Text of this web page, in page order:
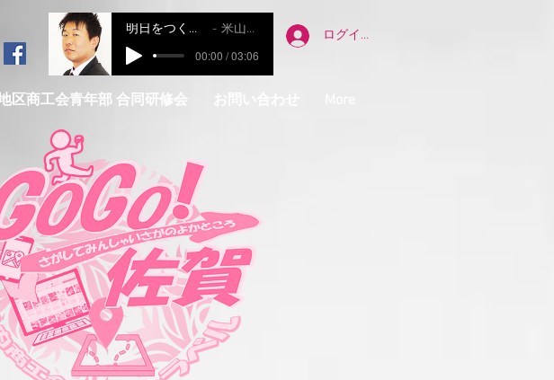
明日をつくる友達
米山正夫
00:00 / 03:06
ログイン
区商工会青年部 合同研修会